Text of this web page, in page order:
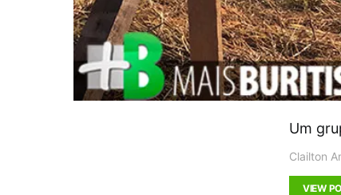
Um
Clailton
VIEW